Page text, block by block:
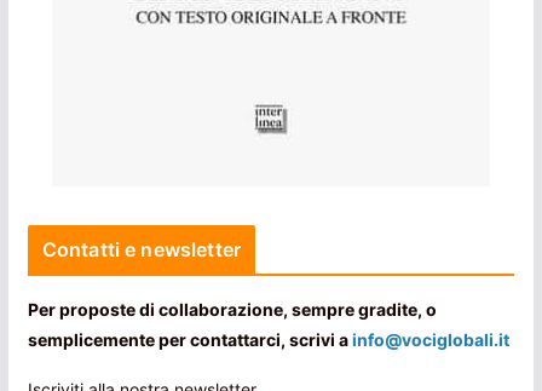
Contatti e newsletter
Per proposte di collaborazione, sempre gradite, o
semplicemente per contattarci, scrivi ainfo@vociglobali.it